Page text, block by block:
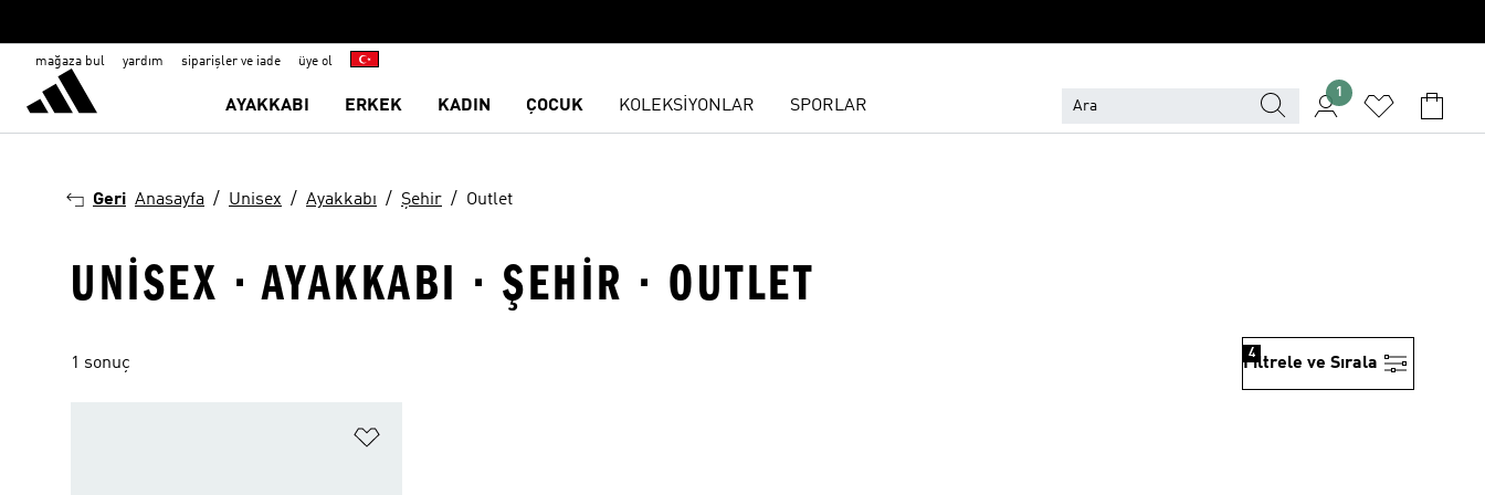
mağaza bul yardım siparişler ve iade üye ol
AYAKKABI ERKEK KADIN ÇOCUK KOLEKSİYONLAR SPORLAR
1
Geri Anasayfa Unisex Ayakkabı Şehir Outlet
UNISEX · AYAKKABI · ŞEHIR · OUTLET
1 sonuç Filtrele ve Sırala
4